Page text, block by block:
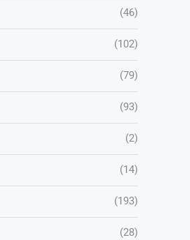
(46)
(102)
(79)
(93)
(2)
(14)
(193)
(28)